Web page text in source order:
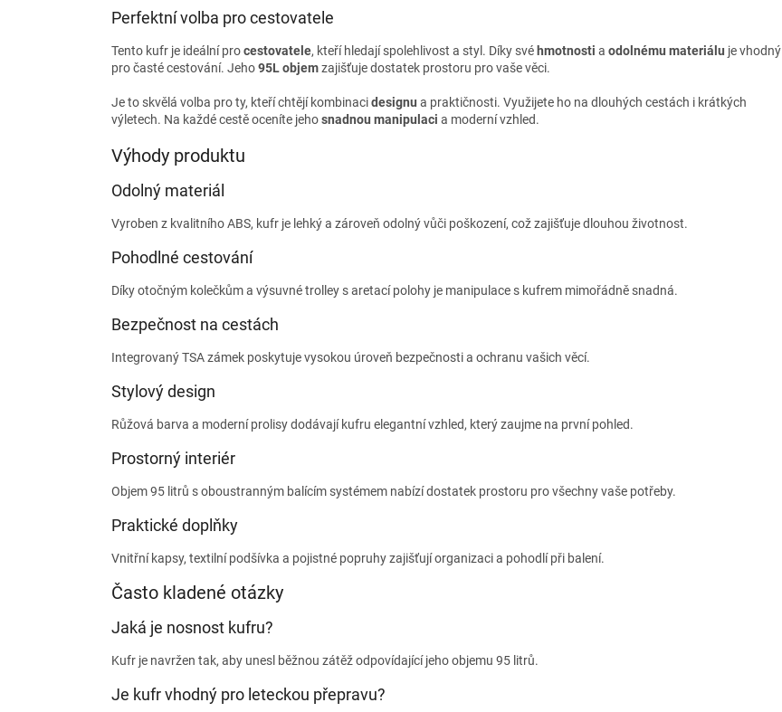
Perfektní volba pro cestovatele
Tento kufr je ideální procestovatele, kteří hledají spolehlivost a styl. Díky své hmotnosti a odolnému materiálu je vhodný
pro časté cestování. Jeho95L objemzajišťuje dostatek prostoru pro vaše věci.
Je to skvělá volba pro ty, kteří chtějí kombinacidesignu a praktičnosti. Využijete ho na dlouhých cestách i krátkých
výletech. Na každé cestě oceníte jehosnadnou manipulaci a moderní vzhled.
Výhody produktu
Odolný materiál
Vyroben z kvalitního ABS, kufr je lehký a zároveň odolný vůči poškození, což zajišťuje dlouhou životnost.
Pohodlné cestování
Díky otočným kolečkům a výsuvné trolley s aretací polohy je manipulace s kufrem mimořádně snadná.
Bezpečnost na cestách
Integrovaný TSA zámek poskytuje vysokou úroveň bezpečnosti a ochranu vašich věcí.
Stylový design
Růžová barva a moderní prolisy dodávají kufru elegantní vzhled, který zaujme na první pohled.
Prostorný interiér
Objem 95 litrů s oboustranným balícím systémem nabízí dostatek prostoru pro všechny vaše potřeby.
Praktické doplňky
Vnitřní kapsy, textilní podšívka a pojistné popruhy zajišťují organizaci a pohodlí při balení.
Často kladené otázky
Jaká je nosnost kufru?
Kufr je navržen tak, aby unesl běžnou zátěž odpovídající jeho objemu 95 litrů.
Je kufr vhodný pro leteckou přepravu?